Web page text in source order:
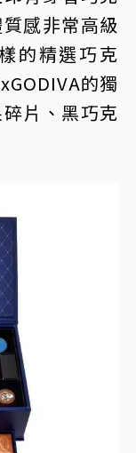
感非常高級
的精選巧克
的獨
片、黑巧克